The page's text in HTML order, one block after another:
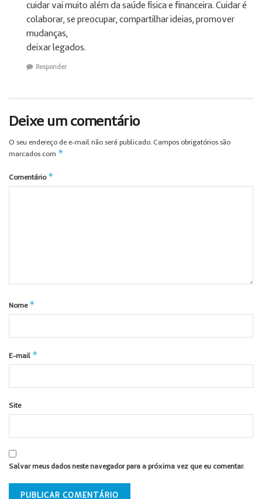
cuidar vai muito além da saúde física e financeira. Cuidar é
colaborar, se preocupar, compartilhar ideias, promover
mudanças,
deixar legados.
Responder
Deixe um comentário
O seu endereço de e-mail não será publicado. Campos obrigatórios são
marcados com *
Comentário *
Nome *
E-mail *
Site
Salvar meus dados neste navegador para a próxima vez que eu comentar.